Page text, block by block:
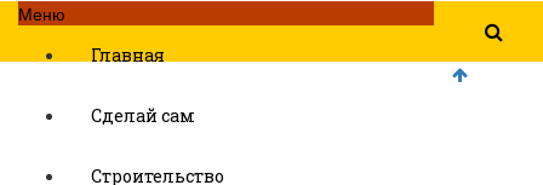
Меню
Главная
Сделай сам
Строительство